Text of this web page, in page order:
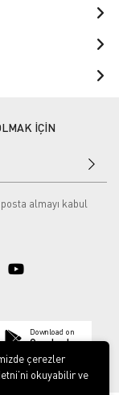
İÇİN
almayı kabul
Download on
Google play
çerezler
okuyabilir ve